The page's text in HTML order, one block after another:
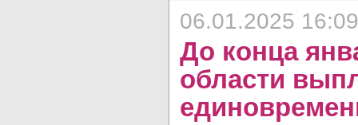
06.01.2025 16:09
До конца
области